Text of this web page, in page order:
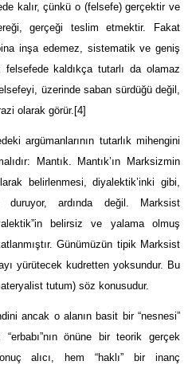
kalır, çünkü o (felsefe) gerçektir ve
gerçeği teslim etmektir. Fakat
inşa edemez, sistematik ve geniş
kaldıkça tutarlı da olamaz
üzerinde saban sürdüğü değil,
olarak görür. [4]
tutarlık mihengini
Mantık. Mantık’ın Marksizmin
belirlenmesi, diyalektik’inki gibi,
duruyor, ardında değil. Marksist
belirsiz ve yalama olmuş
Günümüzün tipik Marksist
yürütecek kudretten yoksundur. Bu
tutum) söz konusudur.
o alanın basit bir “nesnesi”
önüne bir teorik gerçek
alıcı, hem “haklı” bir inanç